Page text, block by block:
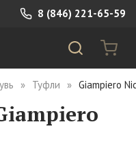
8 (846) 221-65-59
Туфли Giampiero